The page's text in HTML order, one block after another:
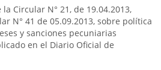
Circular N° 21, de 19.04.2013,
N° 41 de 05.09.2013, sobre política
y sanciones pecuniarias
en el Diario Oficial de